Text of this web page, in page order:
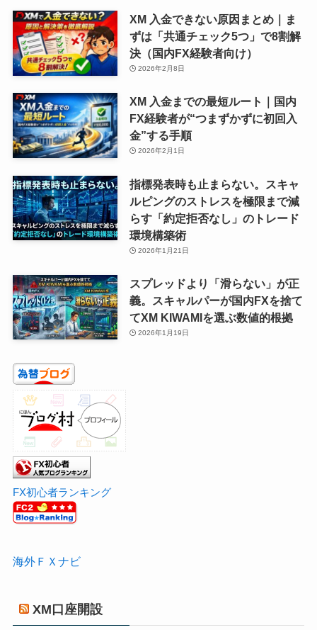
XM 入金できない原因まとめ｜ま
ずは「共通チェック5つ」で8割解
決（国内FX経験者向け）
2026年2月8日
XM 入金までの最短ルート｜国内
FX経験者が“つまずかずに初回入
金”する手順
2026年2月1日
指標発表時も止まらない。スキャ
ルピングのストレスを極限まで減
らす「約定拒否なし」のトレード
環境構築術
2026年1月21日
スプレッドより「滑らない」が正
義。スキャルパーが国内FXを捨て
てXM KIWAMIを選ぶ数値的根拠
2026年1月19日
FX初心者ランキング
海外ＦＸナビ
XM口座開設